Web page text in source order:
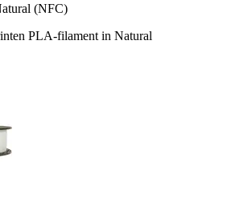
(NFC)
PLA-filament in Natural